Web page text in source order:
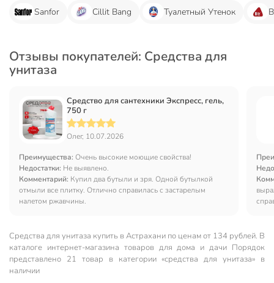
Sanfor Cillit Bang Туалетный Утенок
Отзывы покупателей: Средства для
унитаза
Средство для сантехники Экспресс, гель,
750 г
Олег, 10.07.2026
Преимущества: Очень высокие моющие свойства!
Недостатки: Не выявлено.
Комментарий: Купил два бутыли и зря. Одной бутылкой
отмыли все плитку. Отлично справилась с застарелым
налетом ржавчины.
Средства для унитаза купить в Астрахани по ценам от 134 рублей. В
каталоге интернет-магазина товаров для дома и дачи Порядок
представлено 21 товар в категории «средства для унитаза» в
наличии